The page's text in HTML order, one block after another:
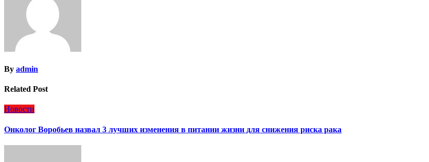
By admin
Related Post
Новости
Онколог Воробьев назвал 3 лучших изменения в питании жизни для снижения риска рака